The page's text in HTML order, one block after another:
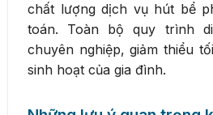
chất lượng dịch vụ hút bể
toán. Toàn bộ quy trình
chuyên nghiệp, giảm thiểu
sinh hoạt của gia đình.